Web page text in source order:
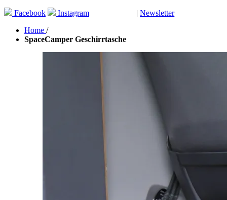
Facebook Instagram | Newsletter
Home /
SpaceCamper Geschirrtasche